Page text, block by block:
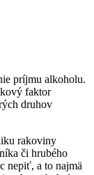
príjmu alkoholu.
faktor
druhov
rakoviny
či hrubého
nepiť, a to najmä